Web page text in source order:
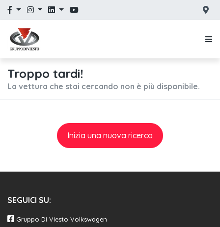
Troppo tardi!
La vettura che stai cercando non è più disponibile.
Inizia una nuova ricerca
SEGUICI SU:
Gruppo Di Viesto Volkswagen